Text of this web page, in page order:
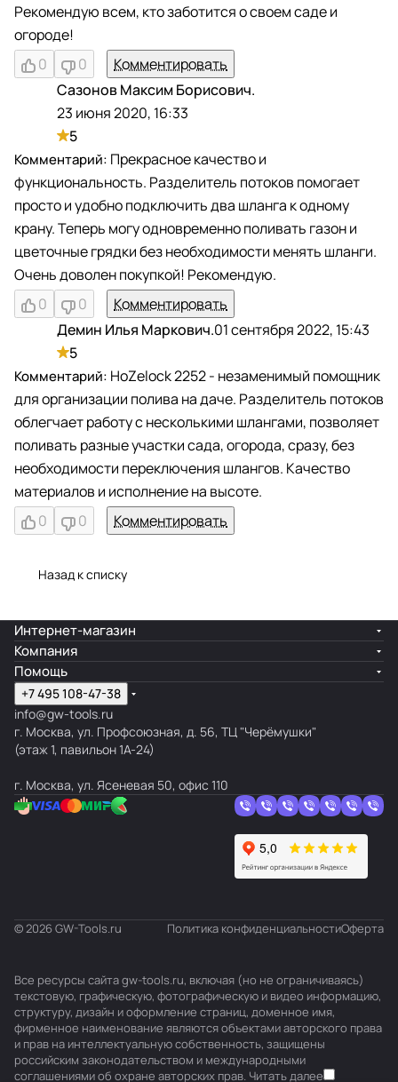
Рекомендую всем, кто заботится о своем саде и
огороде!
0
0 Комментировать
Сазонов Максим Борисович.
23 июня 2020, 16:33
5
Прекрасное качество и
функциональность. Разделитель потоков помогает
просто и удобно подключить два шланга к одному
крану. Теперь могу одновременно поливать газон и
цветочные грядки без необходимости менять шланги.
Очень доволен покупкой! Рекомендую.
0
0
Комментировать
Демин Илья Маркович.01 сентября 2022, 15:43
5
HoZelock 2252 - незаменимый помощник
для организации полива на даче. Разделитель потоков
облегчает работу с несколькими шлангами, позволяет
поливать разные участки сада, огорода, сразу, без
необходимости переключения шлангов. Качество
материалов и исполнение на высоте.
0
0 Комментировать
Назад к списку
Интернет-магазин
Компания
Помощь
+7 495 108-47-38
info@gw-tools.ru
г. Москва, ул. Профсоюзная, д. 56, ТЦ "Черёмушки"
(этаж 1, павильон 1А-24)
г. Москва, ул. Ясеневая 50, офис 110
© 2026 GW-Tools.ru Политика конфиденциальностиОферта
Все ресурсы сайта gw-tools.ru, включая (но не ограничиваясь)
текстовую, графическую, фотографическую и видео информацию,
структуру, дизайн и оформление страниц, доменное имя,
фирменное наименование являются объектами авторского права
и прав на интеллектуальную собственность, защищены
российским законодательством и международными
соглашениями об охране авторских прав. Читать далее